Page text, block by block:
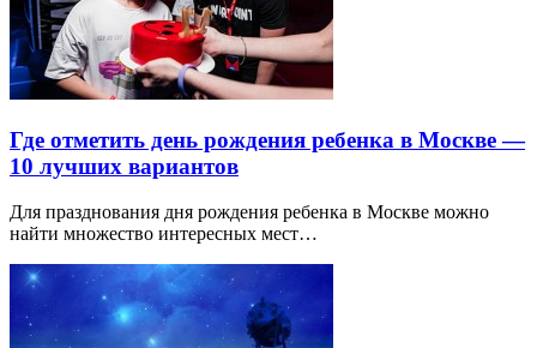
Где отметить день рождения ребенка в Москве —
10 лучших вариантов
Для празднования дня рождения ребенка в Москве можно
найти множество интересных мест…